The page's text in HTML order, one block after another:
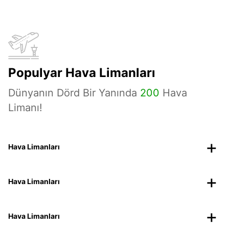
Populyar Hava Limanları
Dünyanın Dörd Bir Yanında 200 Hava
Limanı!
Hava Limanları
Hava Limanları
Hava Limanları